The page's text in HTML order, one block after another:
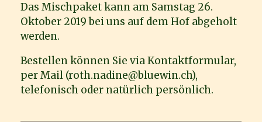
Das Mischpaket kann am Samstag 26.
Oktober 2019 bei uns auf dem Hof abgeholt
werden.
Bestellen können Sie via Kontaktformular,
per Mail (roth.nadine@bluewin.ch),
telefonisch oder natürlich persönlich.